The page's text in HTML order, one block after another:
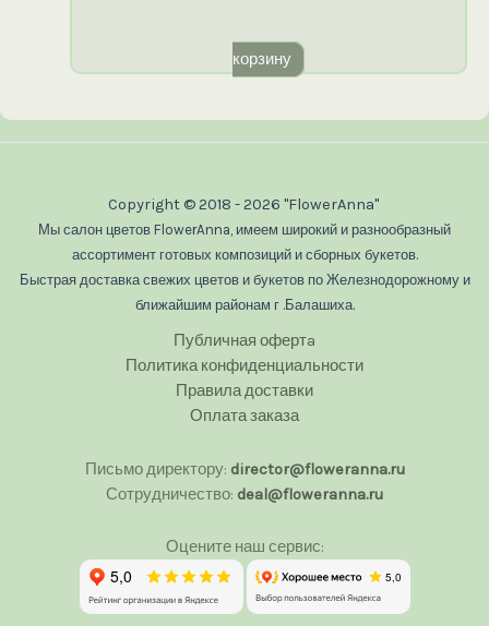
корзину
Copyright © 2018 - 2026 "FlowerAnna"
Мы салон цветов FlowerAnna, имеем широкий и разнообразный
ассортимент готовых композиций и сборных букетов.
Быстрая доставка свежих цветов и букетов по Железнодорожному и
ближайшим районам г .Балашиха.
Публичная офертa
Политика конфиденциальности
Правила доставки
Оплата заказа
Письмо директору: director@floweranna.ru
Сотрудничество: deal@floweranna.ru
Оцените наш сервис: